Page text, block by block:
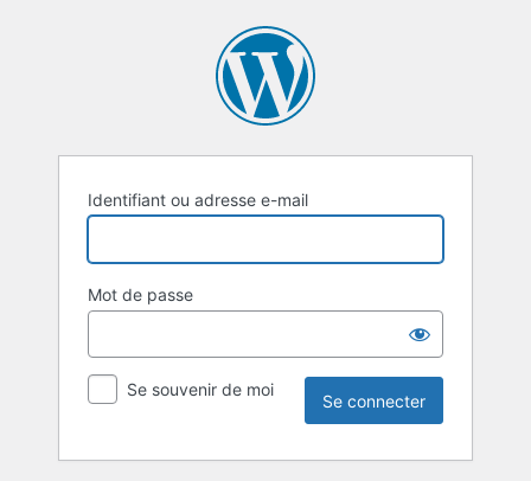
Identifiant ou adresse e-mail
Mot de passe
Se souvenir de moi